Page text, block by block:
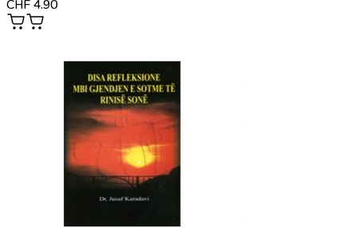
CHF 4.90